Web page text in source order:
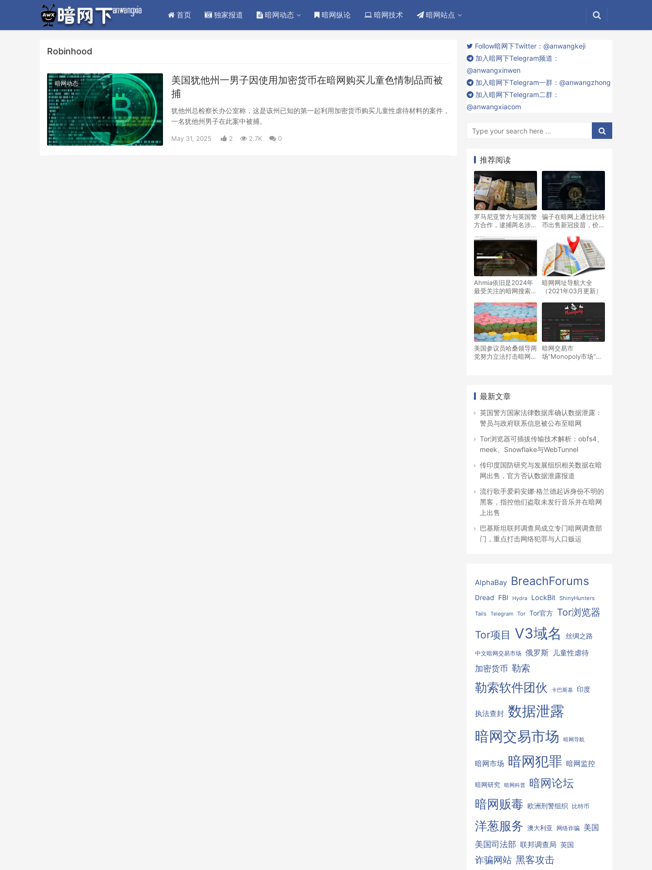
首页 独家报道 暗网动态 暗网纵论 暗网技术 暗网站点
Robinhood
暗网动态
美国犹他州一男子因使用加密货币在暗网购买儿童色情制品而被
捕
犹他州总检察长办公室称，这是该州已知的第一起利用加密货币购买儿童性虐待材料的案件，
一名犹他州男子在此案中被捕。
May 31, 2025 2 2.7K 0
Follow暗网下Twitter：@anwangkeji
加入暗网下Telegram频道：
@anwangxinwen
加入暗网下Telegram一群：@anwangzhong
加入暗网下Telegram二群：
@anwangxiacom
推荐阅读
罗马尼亚警方与英国警
方合作，逮捕两名涉嫌
的犯罪嫌疑人
骗子在暗网上通过比特
币出售新冠疫苗，价值
Ahmia依旧是2024年
最受关注的暗网搜索引
暗网网址导航大全
（2021年03月更新）
美国参议员哈桑领导两
党努力立法打击暗网贩
暗网交易市
场”Monopoly市场“的
最新文章
英国警方国家法律数据库确认数据泄露：
警员与政府联系信息被公布至暗网
Tor浏览器可插拔传输技术解析：obfs4、
meek、Snowflake与WebTunnel
传印度国防研究与发展组织相关数据在暗
网出售，官方否认数据泄露报道
流行歌手爱莉安娜·格兰德起诉身份不明的
黑客，指控他们盗取未发行音乐并在暗网
上出售
巴基斯坦联邦调查局成立专门暗网调查部
门，重点打击网络犯罪与人口贩运
AlphaBay BreachForums
Dread FBI Hydra LockBit ShinyHunters
Tails Telegram Tor Tor官方 Tor浏览器
Tor项目 V3域名 丝绸之路
中文暗网交易市场 俄罗斯 儿童性虐待
加密货币 勒索
勒索软件团伙 卡巴斯基 印度
执法查封 数据泄露
暗网交易市场
暗网导航
暗网市场 暗网犯罪 暗网监控
暗网研究 暗网科普 暗网论坛
暗网贩毒 欧洲刑警组织 比特币
洋葱服务 澳大利亚 网络诈骗 美国
美国司法部 联邦调查局 英国
诈骗网站 黑客攻击